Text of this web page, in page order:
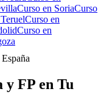
Curso en SoriaCurso
TeruelCurso en
Curso en
y FP en Tu